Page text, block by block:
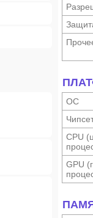
ОС
CPU
GPU